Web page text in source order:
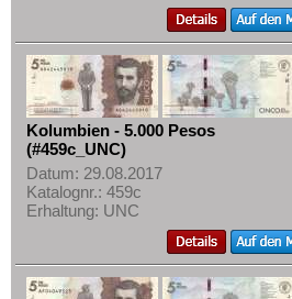
Kolumbien - 5.000 Pesos
(#459c_UNC)
Datum: 29.08.2017
Katalognr.: 459c
Erhaltung: UNC